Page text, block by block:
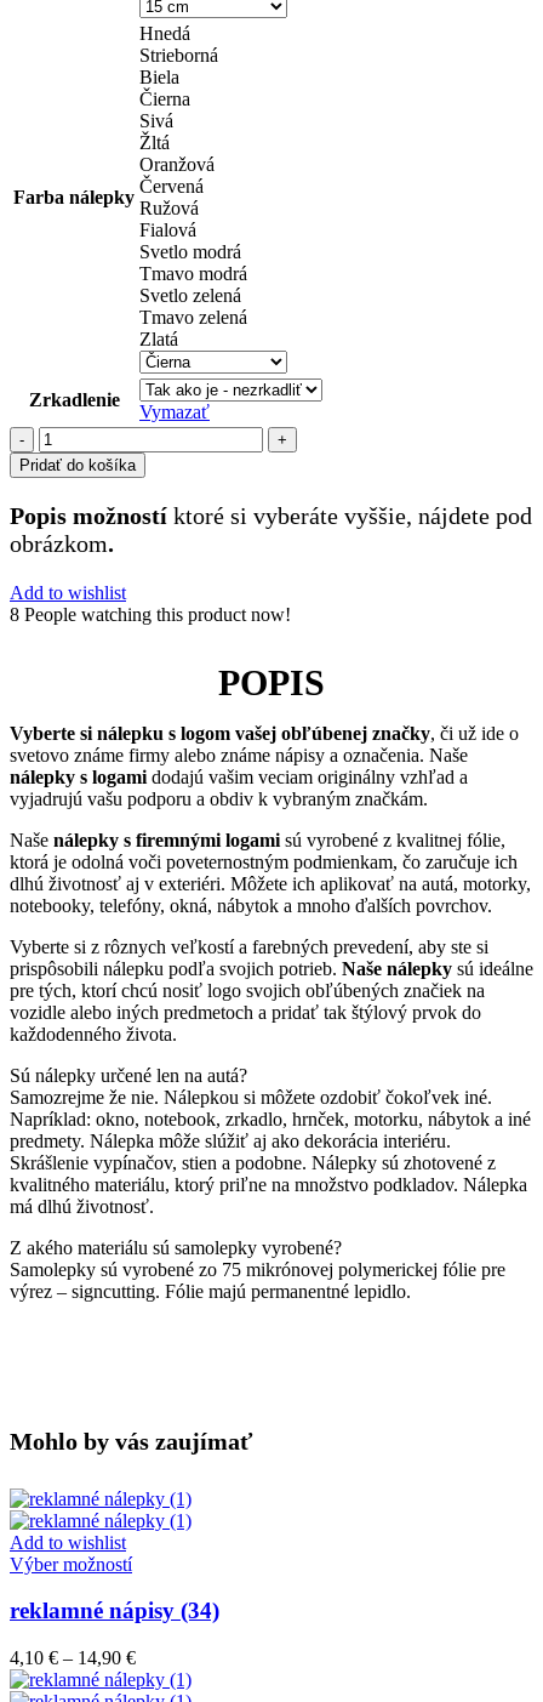
Farba nálepky
Hnedá
Strieborná
Biela
Čierna
Sivá
Žltá
Oranžová
Červená
Ružová
Fialová
Svetlo modrá
Tmavo modrá
Svetlo zelená
Tmavo zelená
Zlatá
Zrkadlenie
Vymazať
množstvo
reklamné
nápisy
(10)
Pridať do košíka
Popis možností ktoré si vyberáte vyššie, nájdete pod
obrázkom.
Add to wishlist
8 People watching this product now!
POPIS
Vyberte si nálepku s logom vašej obľúbenej značky, či už ide o
svetovo známe firmy alebo známe nápisy a označenia. Naše
nálepky s logamidodajú vašim veciam originálny vzhľad a
vyjadrujú vašu podporu a obdiv k vybraným značkám.
Naše nálepky s firemnými logamisú vyrobené z kvalitnej fólie,
ktorá je odolná voči poveternostným podmienkam, čo zaručuje ich
dlhú životnosť aj v exteriéri. Môžete ich aplikovať na autá, motorky,
notebooky, telefóny, okná, nábytok a mnoho ďalších povrchov.
Vyberte si z rôznych veľkostí a farebných prevedení, aby ste si
prispôsobili nálepku podľa svojich potrieb. Naše nálepky sú ideálne
pre tých, ktorí chcú nosiť logo svojich obľúbených značiek na
vozidle alebo iných predmetoch a pridať tak štýlový prvok do
každodenného života.
Sú nálepky určené len na autá?
Samozrejme že nie. Nálepkou si môžete ozdobiť čokoľvek iné.
Napríklad: okno, notebook, zrkadlo, hrnček, motorku, nábytok a iné
predmety. Nálepka môže slúžiť aj ako dekorácia interiéru.
Skrášlenie vypínačov, stien a podobne. Nálepky sú zhotovené z
kvalitného materiálu, ktorý priľne na množstvo podkladov. Nálepka
má dlhú životnosť.
Z akého materiálu sú samolepky vyrobené?
Samolepky sú vyrobené zo 75 mikrónovej polymerickej fólie pre
výrez – signcutting. Fólie majú permanentné lepidlo.
Mohlo by vás zaujímať
Add to wishlist
Výber možnostíTento
má
viacero
variantov.
Možnosti
si
reklamné nápisy (34)
4,10 € – 14,90 €Price
range: